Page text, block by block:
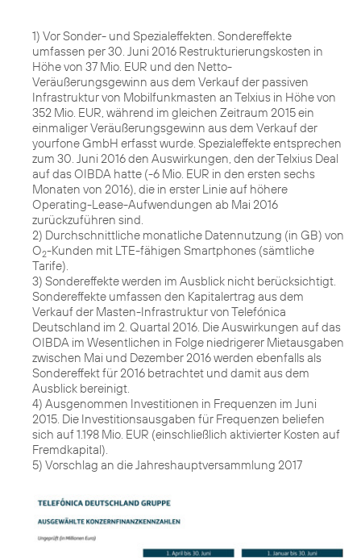
1) Vor Sonder- und Spezialeffekten. Sondereffekte
umfassen per 30. Juni 2016 Restrukturierungskosten in
Höhe von 37 Mio. EUR und den Netto-
Veräußerungsgewinn aus dem Verkauf der passiven
Infrastruktur von Mobilfunkmasten an Telxius in Höhe von
352 Mio. EUR, während im gleichen Zeitraum 2015 ein
einmaliger Veräußerungsgewinn aus dem Verkauf der
yourfone GmbH erfasst wurde. Spezialeffekte entsprechen
zum 30. Juni 2016 den Auswirkungen, den der Telxius Deal
auf das OIBDA hatte (-6 Mio. EUR in den ersten sechs
Monaten von 2016), die in erster Linie auf höhere
Operating-Lease-Aufwendungen ab Mai 2016
zurückzuführen sind.
2) Durchschnittliche monatliche Datennutzung (in GB) von
O2-Kunden mit LTE-fähigen Smartphones (sämtliche
Tarife).
3) Sondereffekte werden im Ausblick nicht berücksichtigt.
Sondereffekte umfassen den Kapitalertrag aus dem
Verkauf der Masten-Infrastruktur von Telefónica
Deutschland im 2. Quartal 2016. Die Auswirkungen auf das
OIBDA im Wesentlichen in Folge niedrigerer Mietausgaben
zwischen Mai und Dezember 2016 werden ebenfalls als
Sondereffekt für 2016 betrachtet und damit aus dem
Ausblick bereinigt.
4) Ausgenommen Investitionen in Frequenzen im Juni
2015. Die Investitionsausgaben für Frequenzen beliefen
sich auf 1.198 Mio. EUR (einschließlich aktivierter Kosten auf
Fremdkapital).
5) Vorschlag an die Jahreshauptversammlung 2017